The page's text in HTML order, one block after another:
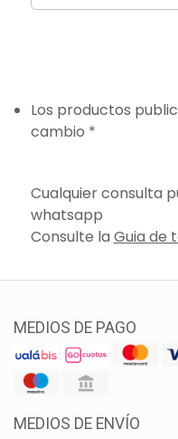
Los productos
cambio *
Cualquier consulta
whatsapp
Consulte la Guia de
MEDIOS DE PAGO
MEDIOS DE ENVÍO